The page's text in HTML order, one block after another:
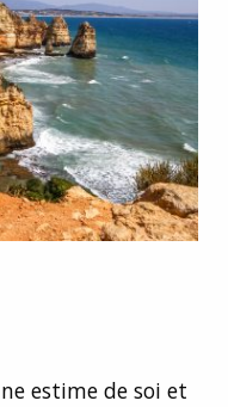
estime de soi et